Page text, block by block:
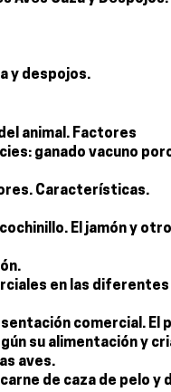
y despojos.
animal. Factores
ganado vacuno
Características.
El jamón y
en las diferentes
comercial. El
su alimentación y
aves.
de caza de pelo y